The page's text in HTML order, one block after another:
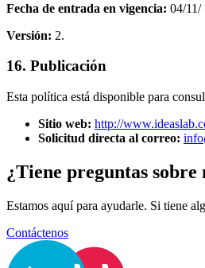
Fecha de entrada en vigencia: 04/11/
Versión: 2.
16. Publicación
Esta política está disponible para
Sitio web: http://
Solicitud directa al correo:
¿Tiene preguntas
Estamos aquí para ayudarle. Si tiene
Contáctenos